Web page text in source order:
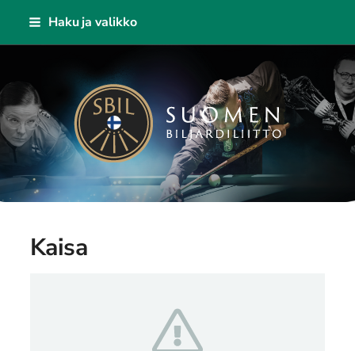
Siirry
Haku ja valikko
Suomen Biljardiliitto ry
Kaisa